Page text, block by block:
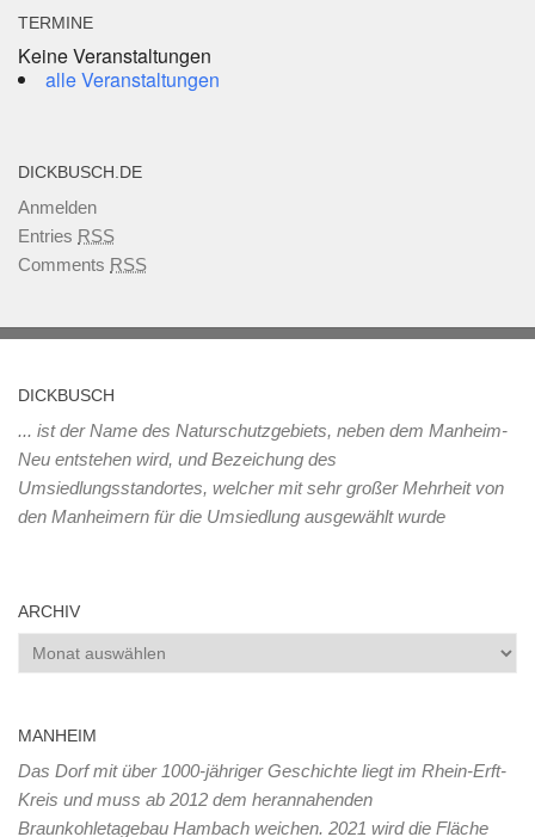
TERMINE
Keine Veranstaltungen
alle Veranstaltungen
DICKBUSCH.DE
Anmelden
Entries RSS
Comments RSS
DICKBUSCH
... ist der Name des Naturschutzgebiets, neben dem Manheim-
Neu entstehen wird, und Bezeichung des
Umsiedlungsstandortes, welcher mit sehr großer Mehrheit von
den Manheimern für die Umsiedlung ausgewählt wurde
ARCHIV
Archiv
MANHEIM
Das Dorf mit über 1000-jähriger Geschichte liegt im Rhein-Erft-
Kreis und muss ab 2012 dem herannahenden
Braunkohletagebau Hambach weichen. 2021 wird die Fläche